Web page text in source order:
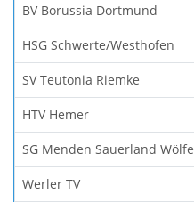
BV Borussia Dortmund
HSG Schwerte/Westhofen
SV Teutonia Riemke
HTV Hemer
SG Menden Sauerland Wölfe
Werler TV